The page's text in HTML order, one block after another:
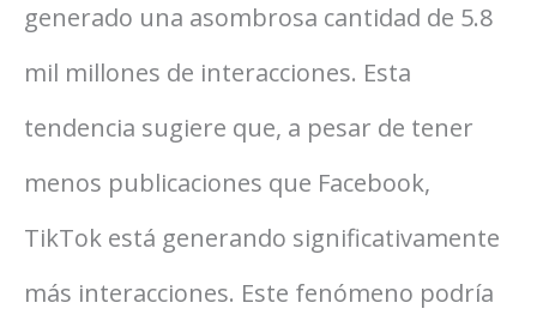
generado una asombrosa cantidad de 5.8
mil millones de interacciones. Esta
tendencia sugiere que, a pesar de tener
menos publicaciones que Facebook,
TikTok está generando significativamente
más interacciones. Este fenómeno podría